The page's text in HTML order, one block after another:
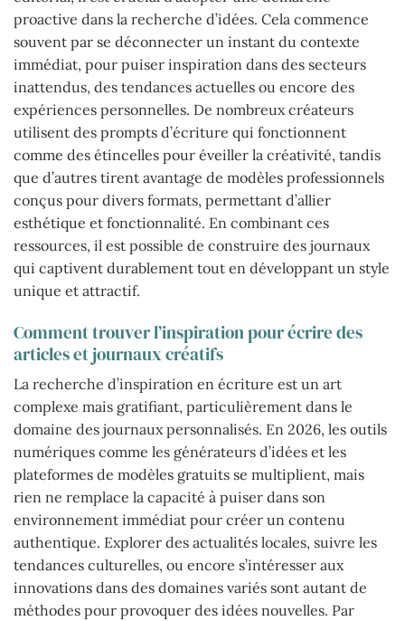
proactive dans la recherche d’idées. Cela commence
souvent par se déconnecter un instant du contexte
immédiat, pour puiser inspiration dans des secteurs
inattendus, des tendances actuelles ou encore des
expériences personnelles. De nombreux créateurs
utilisent des prompts d’écriture qui fonctionnent
comme des étincelles pour éveiller la créativité, tandis
que d’autres tirent avantage de modèles professionnels
conçus pour divers formats, permettant d’allier
esthétique et fonctionnalité. En combinant ces
ressources, il est possible de construire des journaux
qui captivent durablement tout en développant un style
unique et attractif.
Comment trouver l’inspiration pour écrire des
articles et journaux créatifs
La recherche d’inspiration en écriture est un art
complexe mais gratifiant, particulièrement dans le
domaine des journaux personnalisés. En 2026, les outils
numériques comme les générateurs d’idées et les
plateformes de modèles gratuits se multiplient, mais
rien ne remplace la capacité à puiser dans son
environnement immédiat pour créer un contenu
authentique. Explorer des actualités locales, suivre les
tendances culturelles, ou encore s’intéresser aux
innovations dans des domaines variés sont autant de
méthodes pour provoquer des idées nouvelles. Par